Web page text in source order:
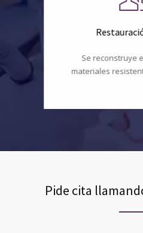
Se reconstruye
materiales
Pide cita